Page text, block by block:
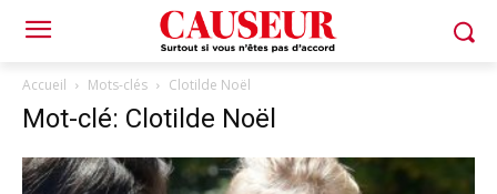
Accueil Mots-clés Clotilde Noël
Mot-clé: Clotilde Noël